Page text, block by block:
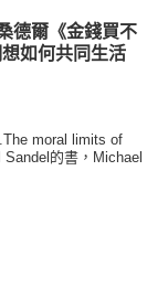
德爾《金錢買不
如何共同生活
moral limits of
的書，Michael